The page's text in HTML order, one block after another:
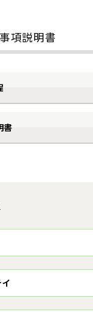
項説明書
書